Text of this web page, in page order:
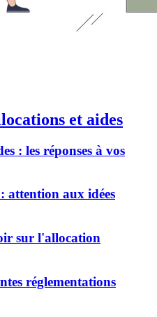
et aides
: les réponses à vos
attention aux idées
sur l'allocation
réglementations